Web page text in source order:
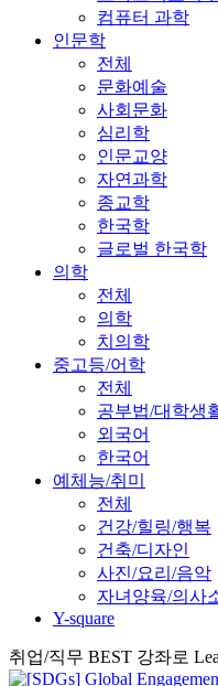
컴퓨터 과학
인문학
전체
문화예술
사회문화
심리학
인문교양
자연과학
종교학
한국학
글로벌 한국학
의학
전체
의학
치의학
중고등/어학
전체
공부법/대학생
외국어
한국어
예체능/취미
전체
건강/힐링/행복
건축/디자인
사진/요리/음악
자녀양육/의사
Y-square
취업/직무 BEST 강좌로